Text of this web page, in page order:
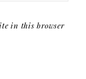
in this browser